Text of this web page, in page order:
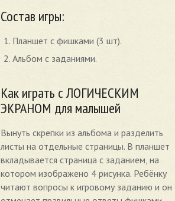
Состав игры:
Планшет с фишками (3 шт).
Альбом с заданиями.
Как играть с ЛОГИЧЕСКИМ
ЭКРАНОМ для малышей
Вынуть скрепки из альбома и разделить
листы на отдельные страницы. В планшет
вкладывается страница с заданием, на
котором изображено 4 рисунка. Ребёнку
читают вопросы к игровому заданию и он